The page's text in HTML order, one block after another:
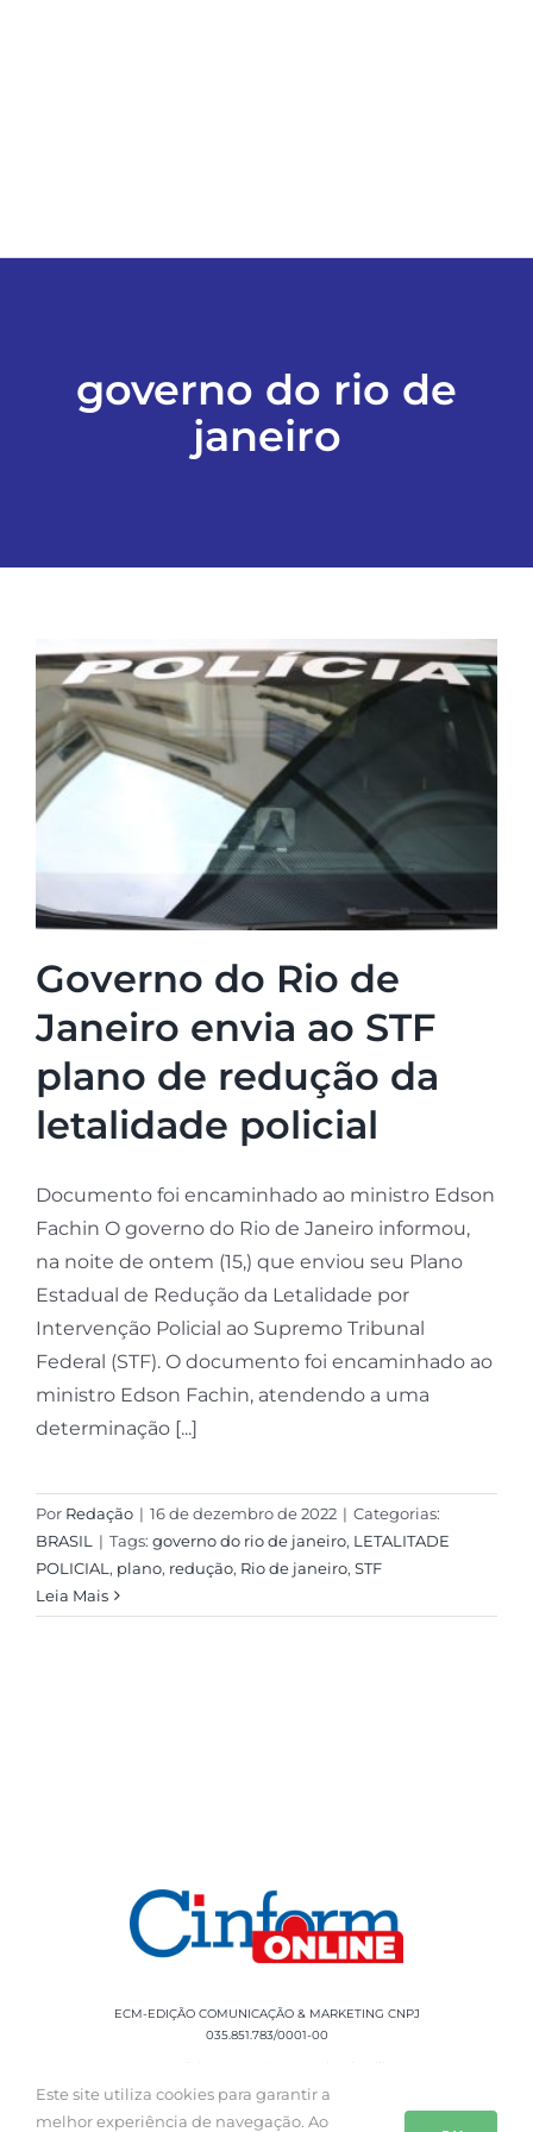
governo do rio de
janeiro
Governo do Rio de
Janeiro envia ao STF
plano de redução da
letalidade policial
Documento foi encaminhado ao ministro Edson
Fachin O governo do Rio de Janeiro informou,
na noite de ontem (15,) que enviou seu Plano
Estadual de Redução da Letalidade por
Intervenção Policial ao Supremo Tribunal
Federal (STF). O documento foi encaminhado ao
ministro Edson Fachin, atendendo a uma
determinação [...]
Por Redação | 16 de dezembro de 2022 | Categorias:
BRASIL | Tags: governo do rio de janeiro, LETALITADE
POLICIAL, plano, redução, Rio de janeiro, STF
Leia Mais
ECM-EDIÇÃO COMUNICAÇÃO & MARKETING CNPJ
035.851.783/0001-00
Rua Sílvio Cesar Leite, 90 Salgado Filho -
Aracaju, SE, CEP: 49020-060 Fone: +55 79
Este site utiliza cookies para garantir a
melhor experiência de navegação. Ao